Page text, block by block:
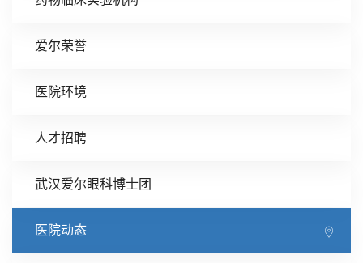
爱尔荣誉
医院环境
人才招聘
武汉爱尔眼科博士团
医院动态